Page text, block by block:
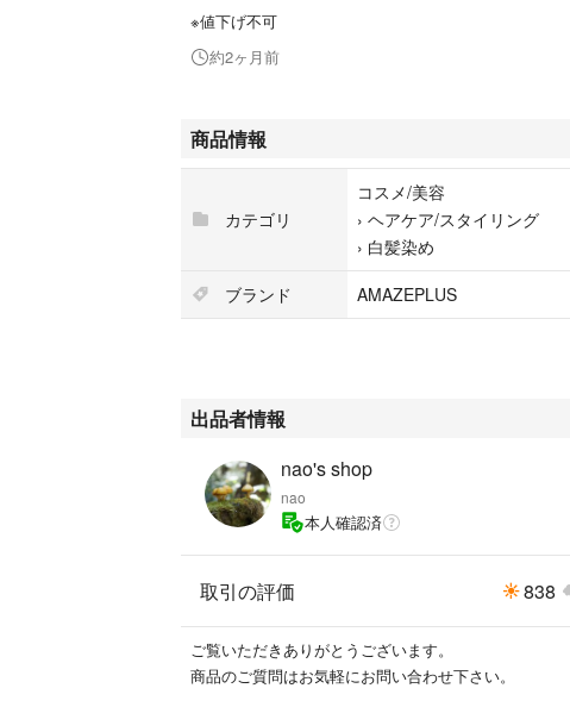
※値下げ不可
約2ヶ月前
商品情報
カテゴリ
コスメ/美容
› ヘアケア/スタイリング
› 白髪染め
ブランド
AMAZEPLUS
出品者情報
nao's shop
nao
本人確認済
取引の評価 838
ご覧いただきありがとうございます。
商品のご質問はお気軽にお問い合わせ下さい。